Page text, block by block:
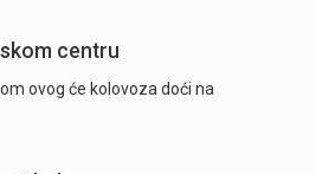
centru
ovog će kolovoza doći na